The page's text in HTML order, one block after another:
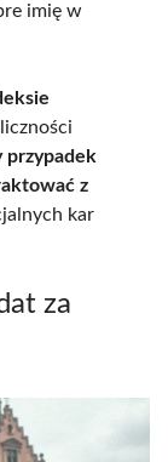
imię w
przypadek
z
kar
za